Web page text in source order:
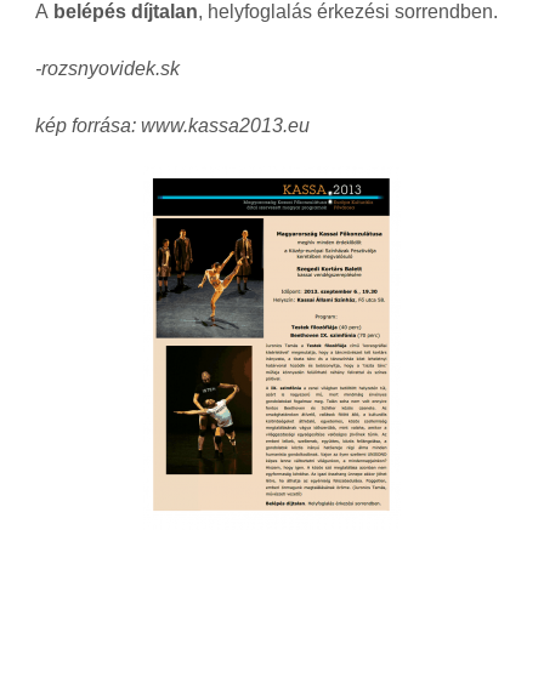
A belépés díjtalan, helyfoglalás érkezési sorrendben.
-rozsnyovidek.sk
kép forrása: www.kassa2013.eu